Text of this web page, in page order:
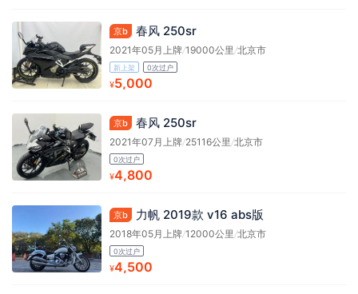
京b 春风 250sr
2021年05月上牌/19000公里 /北京市
新上架 0次过户
¥5,000
京b 春风 250sr
2021年07月上牌/25116公里 /北京市
0次过户
¥4,800
京b 力帆 2019款 v16 abs版
2018年05月上牌/12000公里 /北京市
0次过户
¥4,500